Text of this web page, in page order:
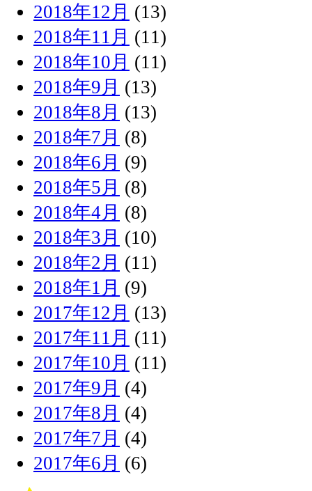
2018年12月 (13)
2018年11月 (11)
2018年10月 (11)
2018年9月 (13)
2018年8月 (13)
2018年7月 (8)
2018年6月 (9)
2018年5月 (8)
2018年4月 (8)
2018年3月 (10)
2018年2月 (11)
2018年1月 (9)
2017年12月 (13)
2017年11月 (11)
2017年10月 (11)
2017年9月 (4)
2017年8月 (4)
2017年7月 (4)
2017年6月 (6)